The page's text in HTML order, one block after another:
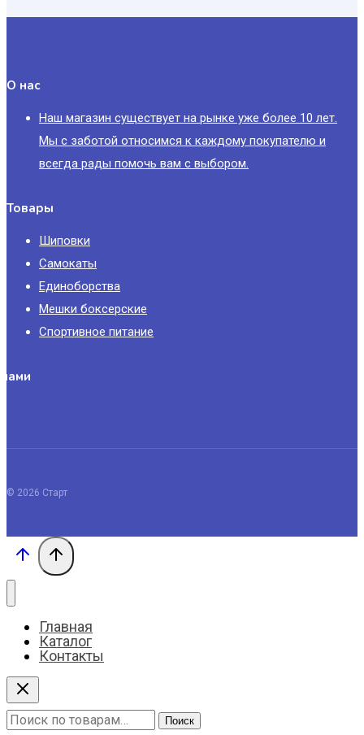
О нас
Наш магазин существует на рынке уже более 10 лет.
Мы с заботой относимся к каждому покупателю и
всегда рады помочь вам с выбором.
Товары
Шиповки
Самокаты
Единоборства
Мешки боксерские
Спортивное питание
© 2026 Старт
Главная
Каталог
Контакты
Искать: Поиск